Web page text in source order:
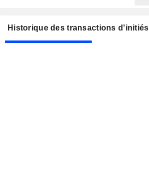
Historique des transactions d'initiés